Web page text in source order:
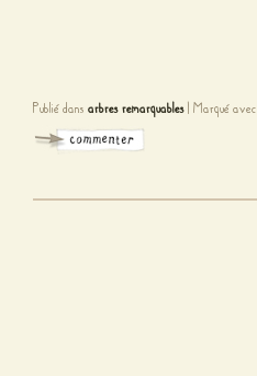
Publié dans arbres remarquables Marqué avec